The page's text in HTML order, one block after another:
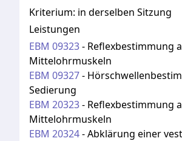
Kriterium: in derselben Sitzung
Leistungen
EBM 09323- Reflexbestimmung
Mittelohrmuskeln
EBM 09327-
Sedierung
EBM 20323- Reflexbestimmung
Mittelohrmuskeln
EBM 20324-Abklärung einer